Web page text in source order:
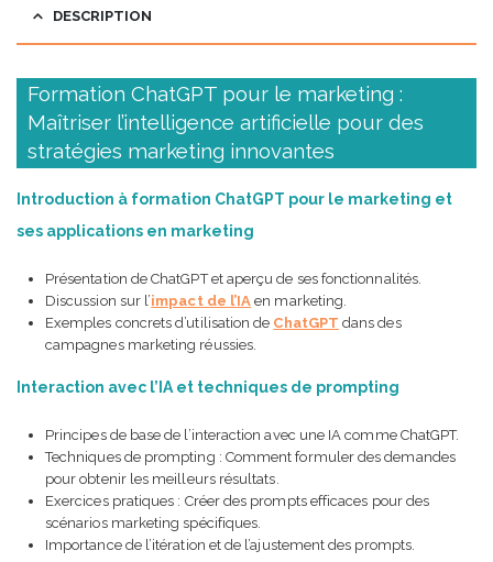
DESCRIPTION
Formation ChatGPT pour le marketing :
Maîtriser l’intelligence artificielle pour des
stratégies marketing innovantes
Introduction à formation ChatGPT pour le marketing et
ses applications en marketing
Présentation de ChatGPT et aperçu de ses fonctionnalités.
Discussion sur l’impact de l’IA en marketing.
Exemples concrets d’utilisation de ChatGPT dans des
campagnes marketing réussies.
Interaction avec l’IA et techniques de prompting
Principes de base de l’interaction avec une IA comme ChatGPT.
Techniques de prompting : Comment formuler des demandes
pour obtenir les meilleurs résultats.
Exercices pratiques : Créer des prompts efficaces pour des
scénarios marketing spécifiques.
Importance de l’itération et de l’ajustement des prompts.